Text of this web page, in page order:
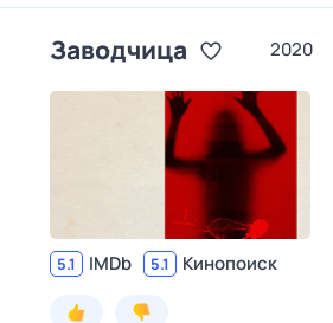
Заводчица 2020
5.1 IMDb 5.1 Кинопоиск